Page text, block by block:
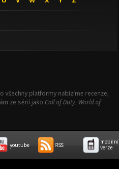
všechny platformy nabízíme recenze,
ze sérií jako Call of Duty, World of
youtube RSS
mobilní
verze